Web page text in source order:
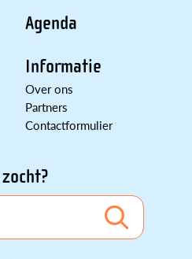
Agenda
Informatie
Over ons
Partners
Contactformulier